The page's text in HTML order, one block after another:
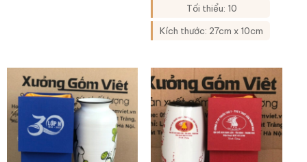
Tối thiểu: 10
Kích thước: 27cm x 10cm